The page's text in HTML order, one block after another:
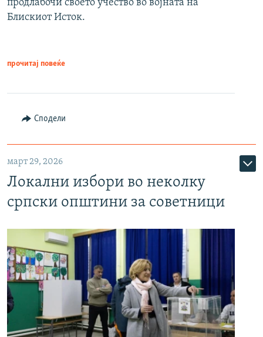
продлабочи своето учество во војната на
Блискиот Исток.
прочитај повеќе
Сподели
март 29, 2026
Локални избори во неколку
српски општини за советници